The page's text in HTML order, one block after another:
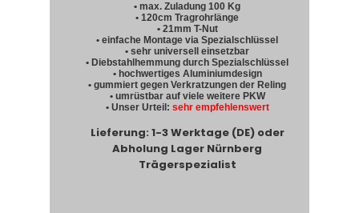
• max. Zuladung 100 Kg
• 120cm Tragrohrlänge
• 21mm T-Nut
• einfache Montage via Spezialschlüssel
• sehr universell einsetzbar
• Diebstahlhemmung durch Spezialschlüssel
• hochwertiges Aluminiumdesign
• gummiert gegen Verkratzungen der Reling
• umrüstbar auf viele weitere PKW
• Unser Urteil: sehr empfehlenswert
Lieferung: 1-3 Werktage (DE) oder
Abholung Lager Nürnberg
Trägerspezialist